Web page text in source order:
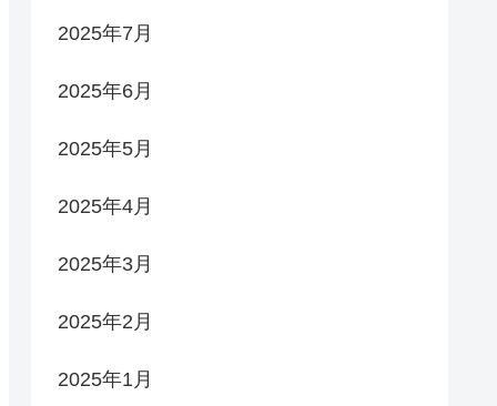
2025年7月
2025年6月
2025年5月
2025年4月
2025年3月
2025年2月
2025年1月